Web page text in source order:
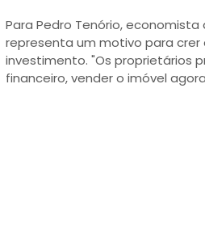
Para Pedro Tenório,
representa um motivo para
investimento. "Os proprietários
financeiro, vender o imóvel